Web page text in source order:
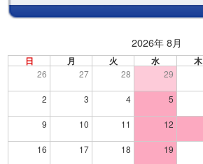
2026年 8月
日 月 火 水 木
26 27 28 29
2 3 4 5
9 10 11 12
16 17 18 19